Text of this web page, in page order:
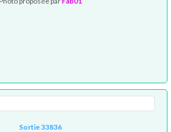
Sortie 33836